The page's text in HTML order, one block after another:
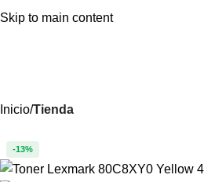
Skip to main content
Inicio Tienda
-13%